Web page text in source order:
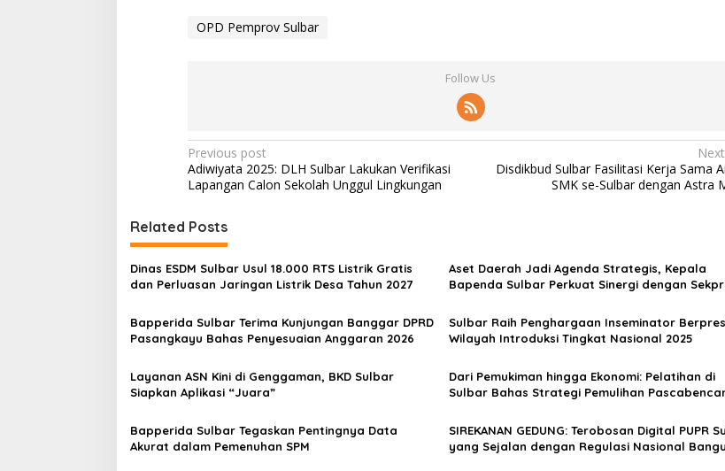
OPD Pemprov Sulbar
Follow Us
P
o
t
n
a
i
a
t
i
o
Previous post
Adiwiyata 2025: DLH Sulbar Lakukan Verifikasi
Lapangan Calon Sekolah Unggul Lingkungan
Disdikbud Sulbar Fasilitasi Kerja Sama
SMK se-Sulbar dengan Astra
Related Posts
Dinas ESDM Sulbar Usul 18.000 RTS Listrik Gratis
dan Perluasan Jaringan Listrik Desa Tahun 2027
Aset Daerah Jadi Agenda Strategis, Kepala
Bapenda Sulbar Perkuat Sinergi dengan
Bapperida Sulbar Terima Kunjungan Banggar DPRD
Pasangkayu Bahas Penyesuaian Anggaran 2026
Sulbar Raih Penghargaan Inseminator
Wilayah Introduksi Tingkat Nasional 2025
Layanan ASN Kini di Genggaman, BKD Sulbar
Siapkan Aplikasi “Juara”
Dari Pemukiman hingga Ekonomi: Pelatihan di
Sulbar Bahas Strategi Pemulihan
Bapperida Sulbar Tegaskan Pentingnya Data
Akurat dalam Pemenuhan SPM
SIREKANAN GEDUNG: Terobosan Digital PUPR
yang Sejalan dengan Regulasi Nasional